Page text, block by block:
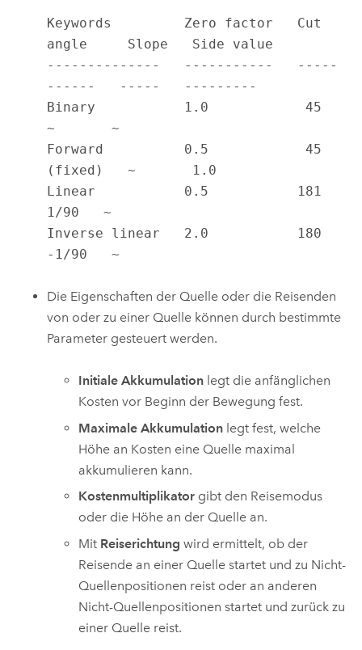
Keywords         Zero factor   Cut
angle     Slope   Side value
--------------   -----------   -----
------   -----   ---------
Binary           1.0            45
~       ~
Forward          0.5            45
(fixed)   ~       1.0
Linear           0.5           181
1/90   ~
Inverse linear   2.0           180
-1/90   ~
Die Eigenschaften der Quelle oder die Reisenden
von oder zu einer Quelle können durch bestimmte
Parameter gesteuert werden.
Initiale Akkumulation legt die anfänglichen
Kosten vor Beginn der Bewegung fest.
Maximale Akkumulation legt fest, welche
Höhe an Kosten eine Quelle maximal
akkumulieren kann.
Kostenmultiplikator gibt den Reisemodus
oder die Höhe an der Quelle an.
Mit Reiserichtung wird ermittelt, ob der
Reisende an einer Quelle startet und zu Nicht-
Quellenpositionen reist oder an anderen
Nicht-Quellenpositionen startet und zurück zu
einer Quelle reist.